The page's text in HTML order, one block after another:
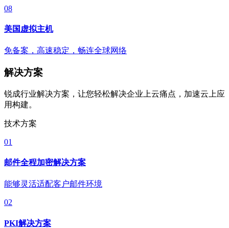
08
美国虚拟主机
免备案，高速稳定，畅连全球网络
解决方案
锐成行业解决方案，让您轻松解决企业上云痛点，加速云上应
用构建。
技术方案
01
邮件全程加密解决方案
能够灵活适配客户邮件环境
02
PKI解决方案